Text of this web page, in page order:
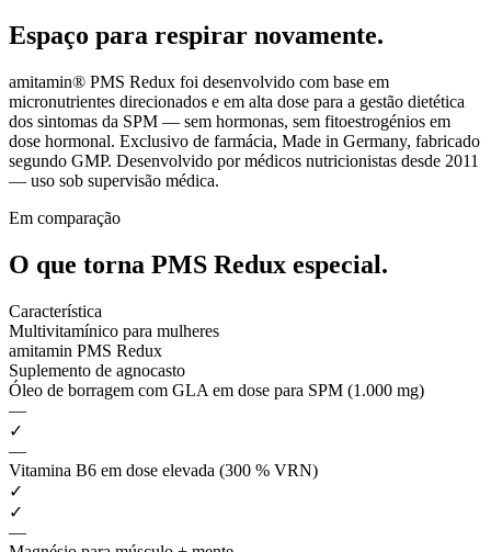
Espaço para respirar novamente.
amitamin® PMS Redux foi desenvolvido com base em
micronutrientes direcionados e em alta dose para a gestão dietética
dos sintomas da SPM — sem hormonas, sem fitoestrogénios em
dose hormonal. Exclusivo de farmácia, Made in Germany, fabricado
segundo GMP. Desenvolvido por médicos nutricionistas desde 2011
— uso sob supervisão médica.
Em comparação
O que torna PMS Redux especial.
Característica
Multivitamínico para mulheres
amitamin PMS Redux
Suplemento de agnocasto
Óleo de borragem com GLA em dose para SPM (1.000 mg)
—
✓
—
Vitamina B6 em dose elevada (300 % VRN)
✓
✓
—